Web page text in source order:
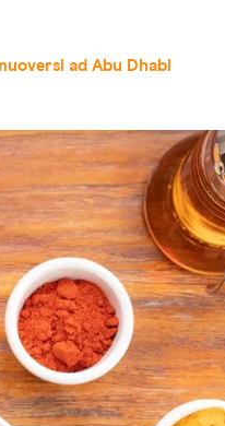
ad Abu Dhabi